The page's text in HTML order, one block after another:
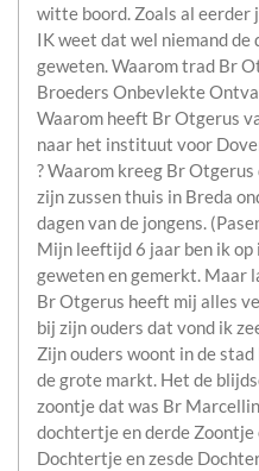
witte boord. Zoals al eerder
IK weet dat wel niemand de
geweten. Waarom trad Br
Broeders Onbevlekte
Waarom heeft Br Otgerus
naar het instituut voor
? Waarom kreeg Br
zijn zussen thuis in Breda
dagen van de jongens.
Mijn leeftijd 6 jaar ben ik op
geweten en gemerkt. Maar
Br Otgerus heeft mij alles
bij zijn ouders dat vond ik
Zijn ouders woont in de
de grote markt. Het de
zoontje dat was Br
dochtertje en derde
Dochtertje en zesde